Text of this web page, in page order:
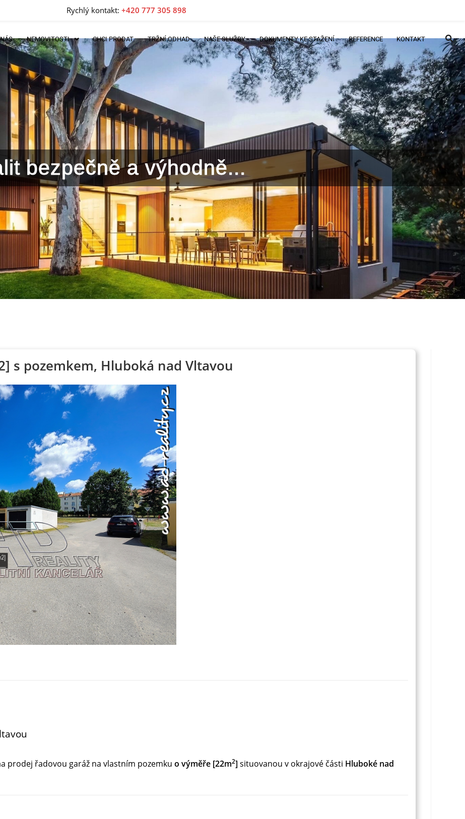
bezpečně a výhodně...
NEMOVITOSTI CHCI PRODAT TRŽNÍ ODHAD NAŠE SLUŽBY DOKUMENTY KE STAŽENÍ REFERENCE KONTAKT
s pozemkem, Hluboká nad Vltavou
prodej řadovou garáž na vlastním pozemkuo výměře [22m2] situovanou v okrajové části Hluboké nad
Rychlý kontakt: +420 777 305 898